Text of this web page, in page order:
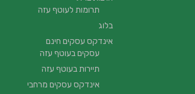
תרומות לעוטף עזה
בלוג
אינדקס עסקים חינם
עסקים בעוטף עזה
תיירות בעוטף עזה
אינדקס עסקים מרחבי